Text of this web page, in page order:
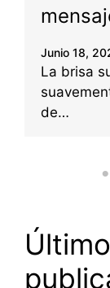
Junio 18,
La brisa
de…